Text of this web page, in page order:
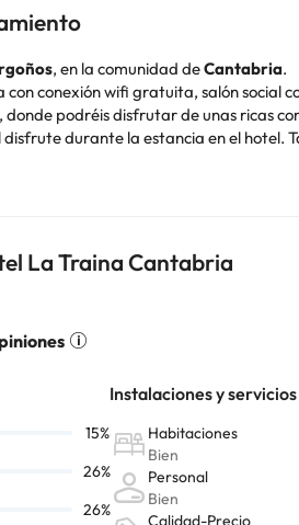
, en la comunidad deCantabria.
con conexión wifi gratuita, salón social
donde podréis disfrutar de unas ricas
durante la estancia en el hotel.
** y disfruta de unos días en el norte.
Si tienes dudas, contáctanos.
La Traina Cantabria